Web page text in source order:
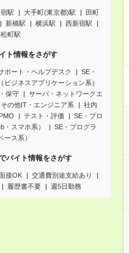
駅 大手町(東京都)駅
田町
新橋駅 横浜駅
西新宿駅
町駅
ト情報をさがす
ポート・ヘルプデスク
SE・
ビジネスアプリケーション系）
保守
サーバ・ネットワークエ
その他IT・エンジニア系
社内
テスト・評価
SE・プロ
・スマホ系）
SE・プログラ
ース系）
バイト情報をさがす
接OK
交通費別途支給あり
履歴書不要 週5日勤務